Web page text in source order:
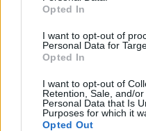
Opted In
I want to opt-out of
Personal Data for
Opted In
I want to opt-out of
Retention, Sale, and/
Personal Data that Is
Purposes for which it
Opted Out
και το πατάμε ελαφρά
λάδι σε ένα τηγάνι και
σε κάθε πλευρά.
Όταν είναι έτοιμες
τοποθετούμε από